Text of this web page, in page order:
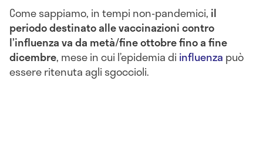
Come sappiamo, in tempi non-pandemici, il
periodo destinato alle vaccinazioni contro
l’influenza va da metà/fine ottobre fino a fine
dicembre, mese in cui l’epidemia di influenza può
essere ritenuta agli sgoccioli.